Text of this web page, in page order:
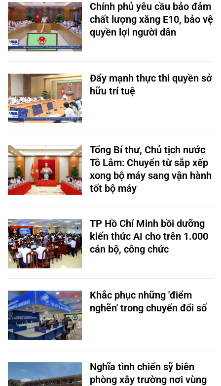
Chính phủ yêu cầu bảo đảm
chất lượng xăng E10, bảo vệ
quyền lợi người dân
Đẩy mạnh thực thi quyền sở
hữu trí tuệ
Tổng Bí thư, Chủ tịch nước
Tô Lâm: Chuyển từ sắp xếp
xong bộ máy sang vận hành
tốt bộ máy
TP Hồ Chí Minh bồi dưỡng
kiến thức AI cho trên 1.000
cán bộ, công chức
Khắc phục những 'điểm
nghẽn' trong chuyển đổi số
Nghĩa tình chiến sỹ biên
phòng xây trường nơi vùng